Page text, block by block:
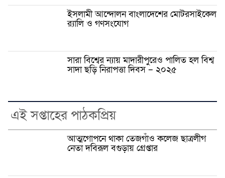
ইসলামী আন্দোলন বাংলাদেশের মোটরসাইকেল
র‍্যালি ও গণসংযোগ
সারা বিশ্বের ন্যায় মাদারীপুরেও পালিত হল বিশ্ব
সাদা ছড়ি নিরাপত্তা দিবস – ২০২৫
এই সপ্তাহের পাঠকপ্রিয়
আত্মগোপনে থাকা তেজগাঁও কলেজ ছাত্রলীগ
নেতা দবিরূল বগুড়ায় গ্রেপ্তার